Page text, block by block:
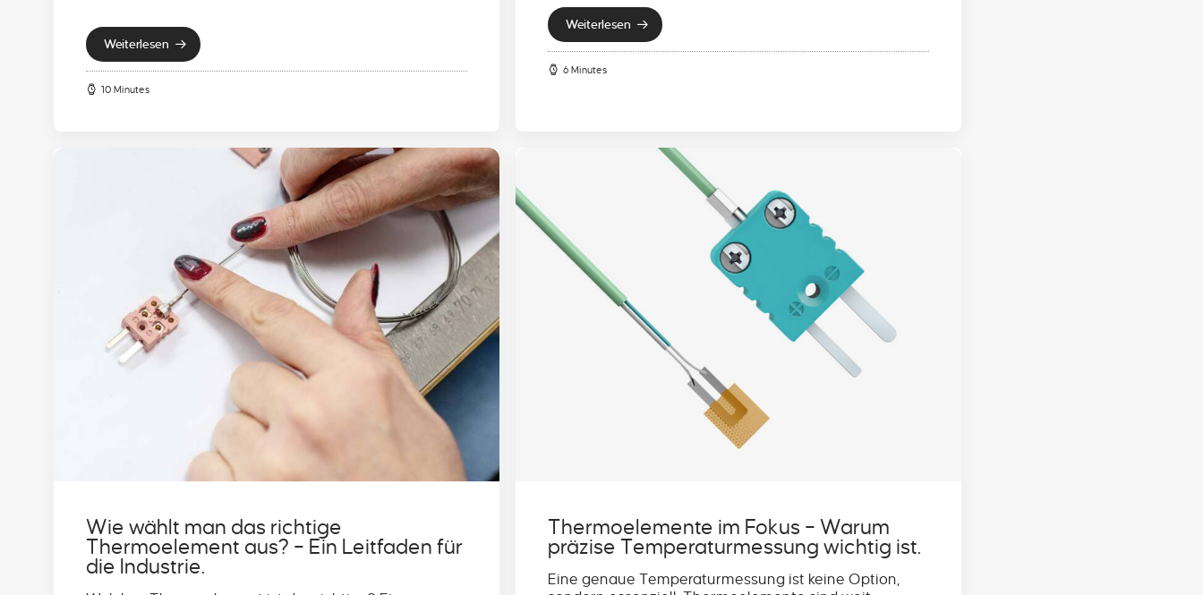
Weiterlesen
10 Minutes
Weiterlesen
6 Minutes
Wie wählt man das richtige
Thermoelement aus? – Ein Leitfaden für
die Industrie.
Thermoelemente im Fokus – Warum
präzise Temperaturmessung wichtig ist.
Eine genaue Temperaturmessung ist keine Option,